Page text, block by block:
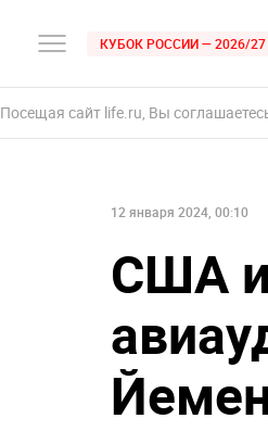
КУБОК РОССИИ — 2026/27
Посещая сайт life.ru, Вы
12 января 2024, 00:10
США и